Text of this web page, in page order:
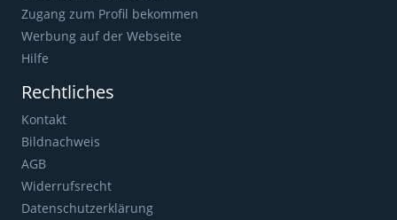
Zugang zum Profil bekommen
Werbung auf der Webseite
Hilfe
Rechtliches
Kontakt
Bildnachweis
AGB
Widerrufsrecht
Datenschutzerklärung